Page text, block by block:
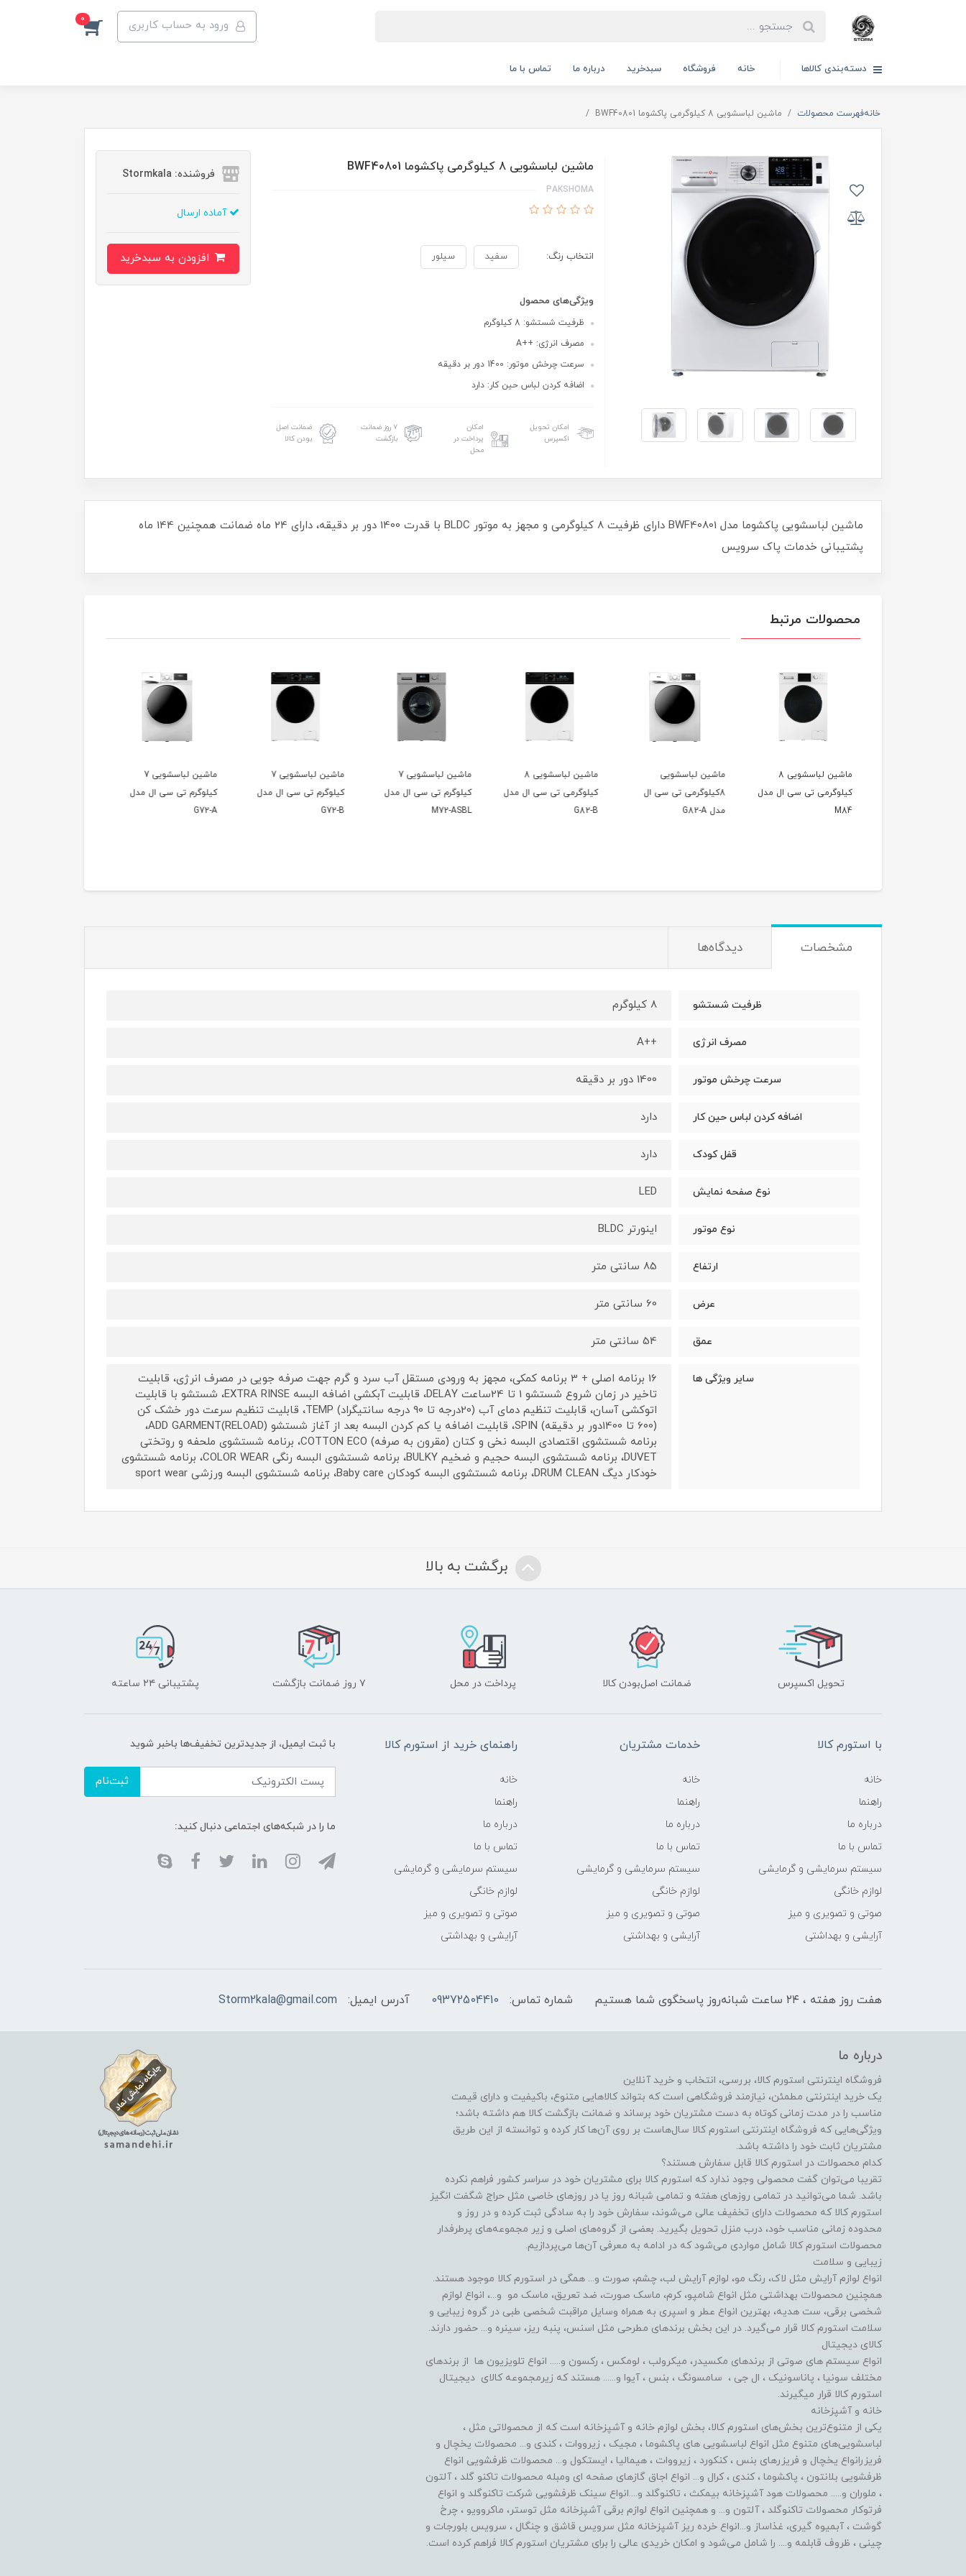
ورود به حساب کاربری 0
دسته‌بندی کالاها خانه فروشگاه سبدخرید درباره ما تماس با ما
خانهفهرست محصولات ماشین لباسشویی 8 کیلوگرمی پاکشوما BWF40801
ماشین لباسشویی 8 کیلوگرمی پاکشوما BWF40801
PAKSHOMA
انتخاب رنگ: سفید سیلور
ویژگی‌های محصول
ظرفیت شستشو: 8 کیلوگرم
مصرف انرژی: ++A
سرعت چرخش موتور: 1400 دور بر دقیقه
اضافه کردن لباس حین کار: دارد
امکان تحویل
اکسپرس
امکان
پرداخت در
محل
۷ روز ضمانت
بازگشت
ضمانت اصل
بودن کالا
فروشنده: Stormkala
آماده ارسال
ماشین لباسشویی پاکشوما مدل BWF40801 دارای ظرفیت 8 کیلوگرمی و مجهز به موتور BLDC با قدرت 1400 دور بر دقیقه، دارای 24 ماه ضمانت همچنین 144 ماه
پشتیبانی خدمات پاک سرویس
محصولات مرتبط
ماشین لباسشویی
8کیلوگرمی تی سی ال
مدل G82-A
کیلوگرمی تی سی ال مدل
G82-B
ماشین لباسشویی 7
کیلوگرم تی سی ال مدل
M72-ASBL
ماشین لباسشویی 7
کیلوگرم تی سی ال مدل
G72-B
ماشین لباسشویی 7
کیلوگرم تی سی ال مدل
G72-A
ماشین لباسشویی
7کیلوگرم تی سی ال مدل
E72-A
مشخصات دیدگاه‌ها
ظرفیت شستشو 8 کیلوگرم
مصرف انرژی ++A
سرعت چرخش موتور 1400 دور بر دقیقه
اضافه کردن لباس حین کار دارد
قفل کودک دارد
نوع صفحه نمایش LED
نوع موتور اینورتر BLDC
ارتفاع 85 سانتی متر
عرض 60 سانتی متر
عمق 54 سانتی متر
سایر ویژگی ها
16 برنامه اصلی + 3 برنامه کمکی، مجهز به ورودی مستقل آب سرد و گرم جهت صرفه جویی در مصرف انرژی، قابلیت
تاخیر در زمان شروع شستشو 1 تا 24ساعت DELAY، قابلیت آبکشی اضافه البسه EXTRA RINSE، شستشو با قابلیت
اتوکشی آسان، قابلیت تنظیم دمای آب (20درجه تا 90 درجه سانتیگراد) TEMP، قابلیت تنظیم سرعت دور خشک کن
(600 تا 1400دور بر دقیقه) SPIN، قابلیت اضافه یا کم کردن البسه بعد از آغاز شستشو ADD GARMENT(RELOAD)،
برنامه شستشوی اقتصادی البسه نخی و کتان (مقرون به صرفه) COTTON ECO، برنامه شستشوی ملحفه و روتختی
DUVET، برنامه شستشوی البسه حجیم و ضخیم BULKY، برنامه شستشوی البسه رنگی COLOR WEAR، برنامه شستشوی
خودکار دیگ DRUM CLEAN، برنامه شستشوی البسه کودکان Baby care، برنامه شستشوی البسه ورزشی sport wear
برگشت به بالا
تحویل اکسپرس ضمانت اصل‌بودن کالا پرداخت در محل ۷ روز ضمانت بازگشت پشتیبانی ۲۴ ساعته
با استورم کالا
خانه
راهنما
درباره ما
تماس با ما
سیستم سرمایشی و گرمایشی
لوازم خانگی
صوتی و تصویری و میز
آرایشی و بهداشتی
خدمات مشتریان
خانه
راهنما
درباره ما
تماس با ما
سیستم سرمایشی و گرمایشی
لوازم خانگی
صوتی و تصویری و میز
آرایشی و بهداشتی
راهنمای خرید از استورم کالا
خانه
راهنما
درباره ما
تماس با ما
سیستم سرمایشی و گرمایشی
لوازم خانگی
صوتی و تصویری و میز
آرایشی و بهداشتی
با ثبت ایمیل، از جدید‌ترین تخفیف‌ها با‌خبر شوید
ثبت‌نام
ما را در شبکه‌های اجتماعی دنبال کنید:
هفت روز هفته ، ۲۴ ساعت شبانه‌روز پاسخگوی شما هستیم شماره تماس: 09372504410 آدرس ایمیل: Storm2kala@gmail.com
درباره ما
فروشگاه اینترنتی استورم کالا، بررسی، انتخاب و خرید آنلاین
یک خرید اینترنتی مطمئن، نیازمند فروشگاهی است که بتواند کالاهایی متنوع، باکیفیت و دارای قیمت
مناسب را در مدت زمانی کوتاه به دست مشتریان خود برساند و ضمانت بازگشت کالا هم داشته باشد؛
ویژگی‌هایی که فروشگاه اینترنتی استورم کالا سال‌هاست بر روی آن‌ها کار کرده و توانسته از این طریق
مشتریان ثابت خود را داشته باشد.
کدام محصولات در استورم کالا قابل سفارش هستند؟
تقریبا می‌توان گفت محصولی وجود ندارد که استورم کالا برای مشتریان خود در سراسر کشور فراهم نکرده
باشد. شما می‌توانید در تمامی روزهای هفته و تمامی شبانه روز یا در روزهای خاصی مثل حراج شگفت انگیز
استورم کالا که محصولات دارای تخفیف عالی می‌شوند، سفارش خود را به سادگی ثبت کرده و در روز و
محدوده زمانی مناسب خود، درب منزل تحویل بگیرید. بعضی از گروه‌های اصلی و زیر مجموعه‌های پرطرفدار
محصولات استورم کالا شامل مواردی می‌شود که در ادامه به معرفی آن‌ها می‌پردازیم.
زیبایی و سلامت
انواع لوازم آرایش مثل لاک، رنگ مو، لوازم آرایش لب، چشم، صورت و... همگی در استورم کالا موجود هستند.
همچنین محصولات بهداشتی مثل انواع شامپو، کرم، ماسک صورت، ضد تعریق، ماسک مو و...، انواع لوازم
شخصی برقی، ست هدیه، بهترین انواع عطر و اسپری به همراه وسایل مراقبت شخصی طبی در گروه زیبایی و
سلامت استورم کالا قرار می‌گیرد. در این بخش برندهای مطرحی مثل اسنس، پنبه ریز، سینره و... حضور دارند.
کالای دیجیتال
انواع سیستم های صوتی از برندهای مکسیدر، میکرولب ، لومکس ، رکسون و..... انواع تلویزیون ها از برندهای
مختلف سونیا ، پاناسونیک ، ال جی ، سامسونگ ، بنس ، آیوا و...... هستند که زیرمجموعه کالای دیجیتال
استورم کالا قرار میگیرند.
خانه و آشپزخانه
یکی از متنوع‌ترین بخش‌های استورم کالا، بخش لوازم خانه و آشپزخانه است که از محصولاتی مثل ،
لباسشویی‌های متنوع مثل انواع لباسشویی های پاکشوما ، مجیک ، زیرووات ، کندی و... محصولات یخچال و
فریزرانواع یخچال و فریزرهای بنس ، کنکورد ، زیرووات ، هیمالیا ، ایستکول و... محصولات ظرفشویی انواع
ظرفشویی بلانتون ، پاکشوما ، کندی ، کرال و... انواع اجاق گازهای صفحه ای ومبله محصولات تاکنو گلد ، آلتون
، ملوران و..... محصولات هود آشپزخانه بیمکث ، تاکنوگلد و....انواع سینک ظرفشویی شرکت تاکنوگلد و انواع
فرتوکار محصولات تاکنوگلد ، آلتون و... و همچنین انواع لوازم برقی آشپزخانه مثل توستر، ماکروویو ، چرخ
گوشت ، آبمیوه گیری، غذاساز و...انواع خرده ریز آشپزخانه مثل سرویس قاشق و چنگال ، سرویس بلورجات و
چینی ، ظروف قابلمه و.... را شامل می‌شود و امکان خریدی عالی را برای مشتریان استورم کالا فراهم کرده است.